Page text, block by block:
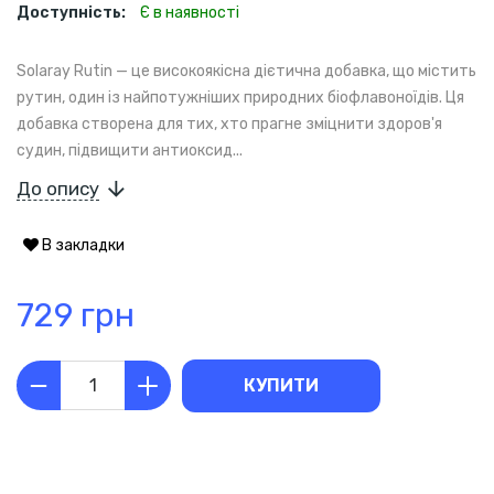
Доступність:
Є в наявності
Solaray Rutin — це високоякісна дієтична добавка, що містить
рутин, один із найпотужніших природних біофлавоноїдів. Ця
добавка створена для тих, хто прагне зміцнити здоров'я
судин, підвищити антиоксид...
До опису
В закладки
729 грн
КУПИТИ